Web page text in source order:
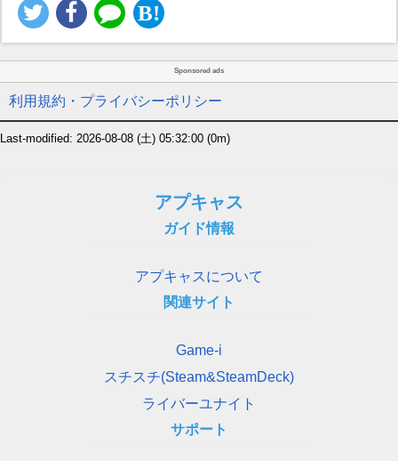
Sponsored ads
利用規約・プライバシーポリシー
Last-modified: 2026-08-08 (土) 05:32:00 (0m)
アプキャス
ガイド情報
アプキャスについて
関連サイト
Game-i
スチスチ(Steam&SteamDeck)
ライバーユナイト
サポート